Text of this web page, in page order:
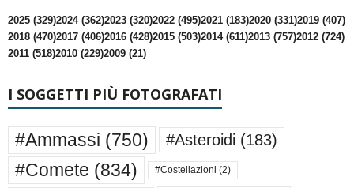
2025 (329)2024 (362)2023 (320)2022 (495)2021 (183)2020 (331)2019 (407)
2018 (470)2017 (406)2016 (428)2015 (503)2014 (611)2013 (757)2012 (724)
2011 (518)2010 (229)2009 (21)
I SOGGETTI PIÙ FOTOGRAFATI
#Ammassi (750) #Asteroidi (183)
#Comete (834) #Costellazioni (2)